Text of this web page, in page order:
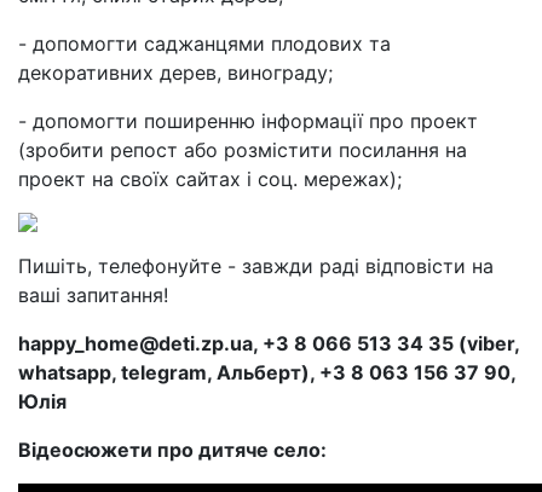
- допомогти саджанцями плодових та
декоративних дерев, винограду;
- допомогти поширенню інформації про проект
(зробити репост або розмістити посилання на
проект на своїх сайтах і соц. мережах);
Пишіть, телефонуйте - завжди раді відповісти на
ваші запитання!
happy_home@deti.zp.ua, +3 8 066 513 34 35 (viber,
whatsapp, telegram, Альберт), +3 8 063 156 37 90,
Юлія
Відеосюжети про дитяче село: